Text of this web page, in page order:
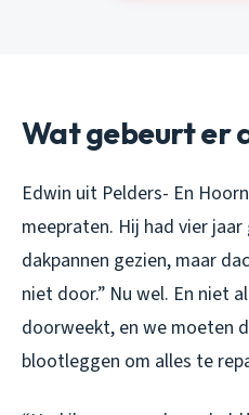
Wat gebeurt er
Edwin uit Pelders- En
meepraten. Hij had vier
dakpannen gezien, maar
niet door.” Nu wel. En niet
doorweekt, en we moeten
blootleggen om alles te